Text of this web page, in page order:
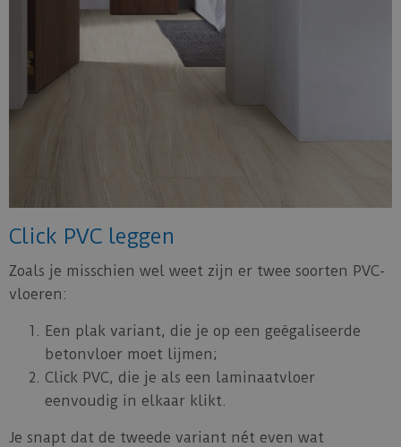
Click PVC leggen
Zoals je misschien wel weet zijn er twee soorten PVC-
vloeren:
Een plak variant, die je op een geëgaliseerde
betonvloer moet lijmen;
Click PVC, die je als een laminaatvloer
eenvoudig in elkaar klikt.
Je snapt dat de tweede variant nét even wat